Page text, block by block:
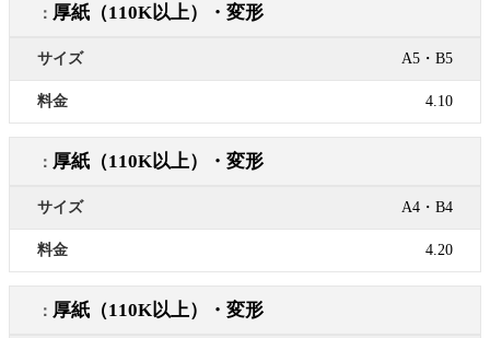
厚紙（110K以上）・変形
A5・B5
4.10
厚紙（110K以上）・変形
A4・B4
4.20
厚紙（110K以上）・変形